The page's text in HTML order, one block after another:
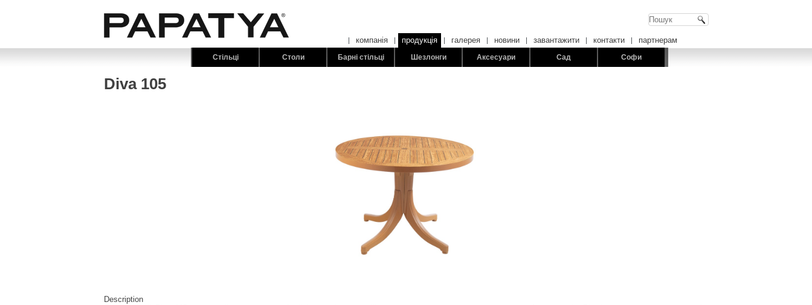
компанія продукція
Стільці Столи Барні стільці Шезлонги Аксесуари Сад Софи
галерея новини завантажити контакти партнерам
Diva 105
Description